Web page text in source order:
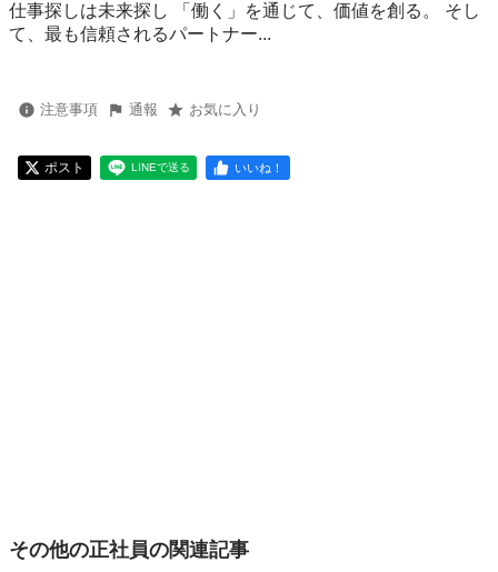
仕事探しは未来探し 「働く」を通じて、価値を創る。 そし
て、最も信頼されるパートナー...
注意事項 通報 お気に入り
ポスト LINEで送る いいね！
その他の正社員の関連記事